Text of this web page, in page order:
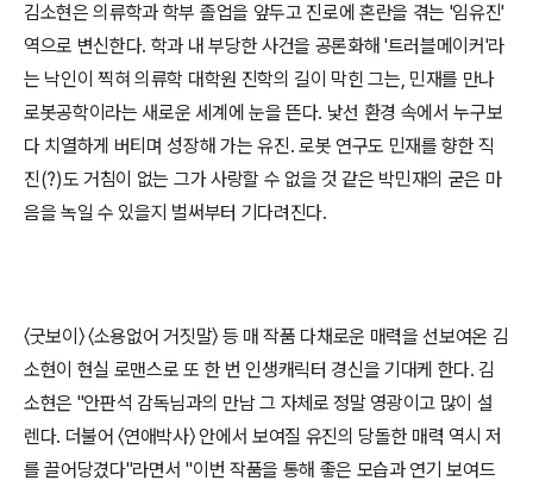
김소현은 의류학과 학부 졸업을 앞두고 진로에 혼란을 겪는 '임유진'
역으로 변신한다. 학과 내 부당한 사건을 공론화해 '트러블메이커'라
는 낙인이 찍혀 의류학 대학원 진학의 길이 막힌 그는, 민재를 만나
로봇공학이라는 새로운 세계에 눈을 뜬다. 낯선 환경 속에서 누구보
다 치열하게 버티며 성장해 가는 유진. 로봇 연구도 민재를 향한 직
진(?)도 거침이 없는 그가 사랑할 수 없을 것 같은 박민재의 굳은 마
음을 녹일 수 있을지 벌써부터 기다려진다.
〈굿보이〉 〈소용없어 거짓말〉 등 매 작품 다채로운 매력을 선보여온 김
소현이 현실 로맨스로 또 한 번 인생캐릭터 경신을 기대케 한다. 김
소현은 "안판석 감독님과의 만남 그 자체로 정말 영광이고 많이 설
렌다. 더불어 〈연애박사〉 안에서 보여질 유진의 당돌한 매력 역시 저
를 끌어당겼다"라면서 "이번 작품을 통해 좋은 모습과 연기 보여드